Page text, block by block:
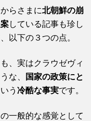
らさまに北朝鮮の崩
している記事も珍し
以下の３つの点。
、実はクラウゼヴィ
な、
国家の政策にと
う冷酷な事実です。
一般的な感覚として